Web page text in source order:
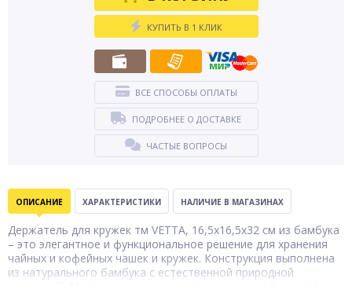
КУПИТЬ В 1 КЛИК
ВСЕ СПОСОБЫ ОПЛАТЫ
ПОДРОБНЕЕ О ДОСТАВКЕ
ЧАСТЫЕ ВОПРОСЫ
ОПИСАНИЕ ХАРАКТЕРИСТИКИ НАЛИЧИЕ В МАГАЗИНАХ
Держатель для кружек тм VETTA, 16,5x16,5x32 см из бамбука
– это элегантное и функциональное решение для хранения
чайных и кофейных чашек и кружек. Конструкция выполнена
из натурального бамбука с естественной природной